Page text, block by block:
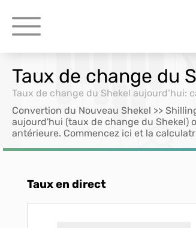
Taux de change du
Taux de change du Shekel aujourd’hui:
Convertion du Nouveau Shekel >>
aujourd'hui (taux de change du Shekel)
antérieure. Commencez ici et la
Taux en direct